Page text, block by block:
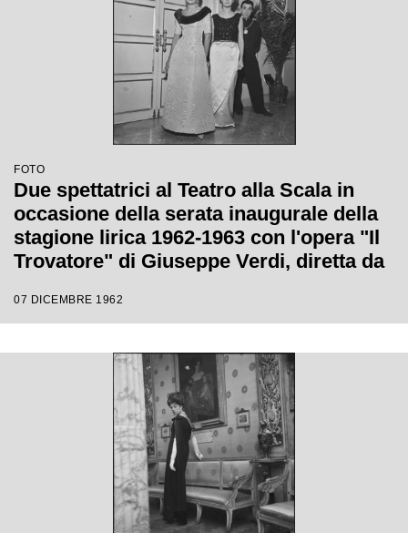
FOTO
Due spettatrici al Teatro alla Scala in
occasione della serata inaugurale della
stagione lirica 1962-1963 con l'opera "Il
Trovatore" di Giuseppe Verdi, diretta da
Giorgio De Lullo
07 DICEMBRE 1962